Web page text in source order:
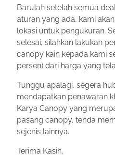
Barulah setelah semua
aturan yang ada, kami
lokasi untuk pengukuran.
selesai, silahkan lakukan
canopy kain kepada kami
persen) dari harga yang
Tunggu apalagi, segera
mendapatkan penawaran
Karya Canopy yang
pasang canopy, tenda
sejenis lainnya.
Terima Kasih.